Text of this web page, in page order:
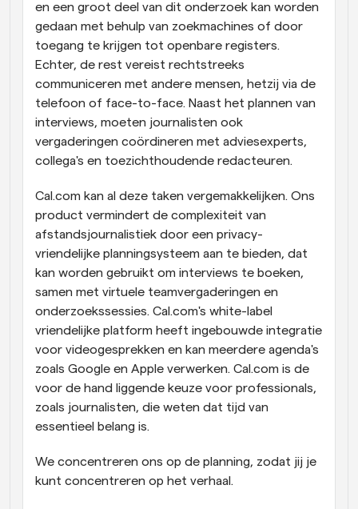
en een groot deel van dit onderzoek kan worden
gedaan met behulp van zoekmachines of door
toegang te krijgen tot openbare registers.
Echter, de rest vereist rechtstreeks
communiceren met andere mensen, hetzij via de
telefoon of face-to-face. Naast het plannen van
interviews, moeten journalisten ook
vergaderingen coördineren met adviesexperts,
collega's en toezichthoudende redacteuren.
Cal.com kan al deze taken vergemakkelijken. Ons
product vermindert de complexiteit van
afstandsjournalistiek door een privacy-
vriendelijke planningsysteem aan te bieden, dat
kan worden gebruikt om interviews te boeken,
samen met virtuele teamvergaderingen en
onderzoekssessies. Cal.com's white-label
vriendelijke platform heeft ingebouwde integratie
voor videogesprekken en kan meerdere agenda's
zoals Google en Apple verwerken. Cal.com is de
voor de hand liggende keuze voor professionals,
zoals journalisten, die weten dat tijd van
essentieel belang is.
We concentreren ons op de planning, zodat jij je
kunt concentreren op het verhaal.